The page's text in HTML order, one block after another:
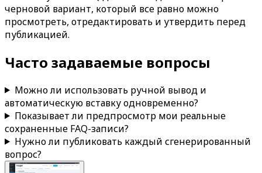
черновой вариант, который все равно можно
просмотреть, отредактировать и утвердить перед
публикацией.
Часто задаваемые вопросы
Можно ли использовать ручной вывод и
автоматическую вставку одновременно?
Показывает ли предпросмотр мои реальные
сохраненные FAQ-записи?
Нужно ли публиковать каждый сгенерированный
вопрос?